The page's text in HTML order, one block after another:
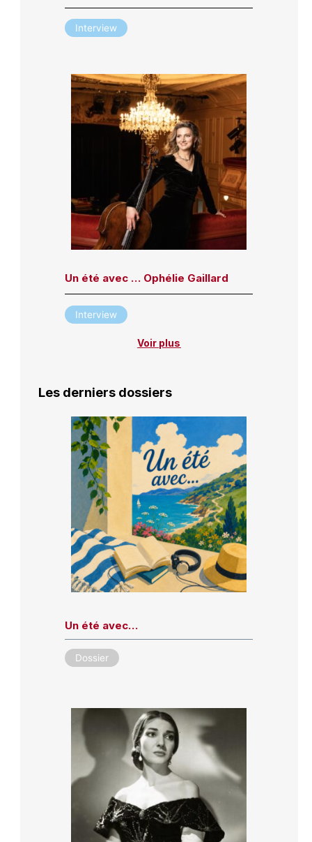
Interview
Un été avec … Ophélie Gaillard
Interview
Voir plus
Les derniers dossiers
Un été avec…
Dossier